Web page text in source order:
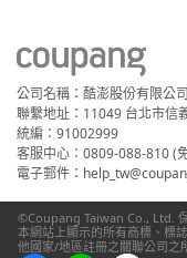
公司名稱：酷澎股份有限公司
聯繫地址：11049 台北市信
統編：91002999
客服中心：0809-088-810 (
電子郵件：
©Coupang Taiwan Co., Ltd.
本網站上顯示的所有商標、標
他國家/地區註冊之關聯公司之